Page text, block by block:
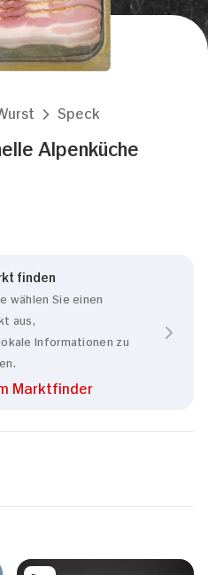
Speck
Alpenküche
finden
wählen Sie einen
aus,
Informationen zu
Marktfinder